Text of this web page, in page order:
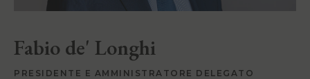
Fabio de' Longhi
PRESIDENTE E AMMINISTRATORE DELEGATO